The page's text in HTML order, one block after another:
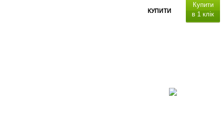
КУПИТИ
Купити
в 1 клік